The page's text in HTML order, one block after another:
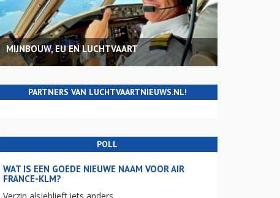
MIJNBOUW, EU EN LUCHTVAART
PARTNERS VAN LUCHTVAARTNIEUWS.NL!
POLL
WAT IS EEN GOEDE NIEUWE NAAM VOOR AIR
FRANCE-KLM?
Verzin alsjeblieft iets anders